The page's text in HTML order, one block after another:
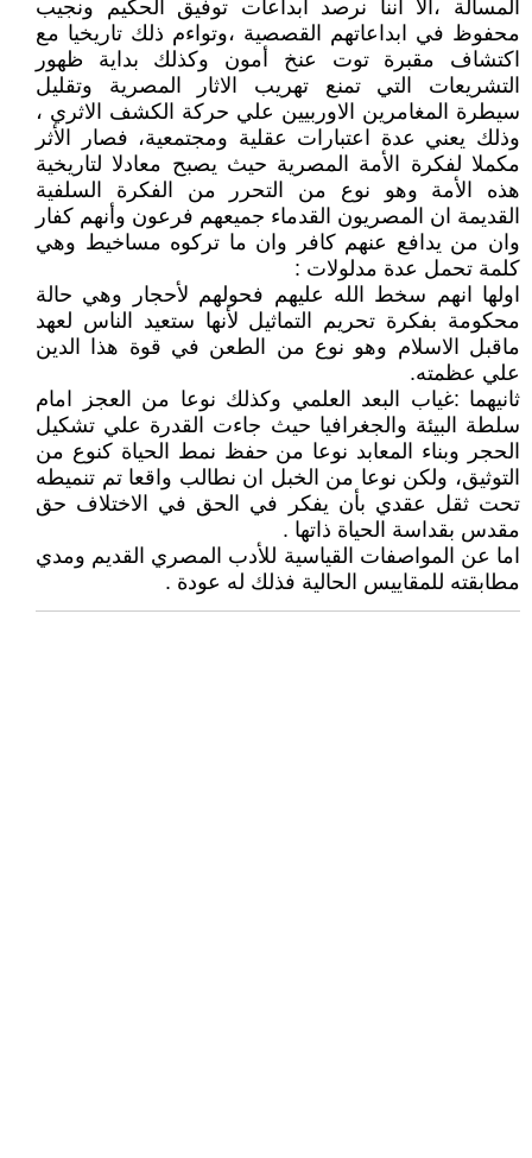
المسألة ،الا اننا نرصد ابداعات توفيق الحكيم ونجيب
محفوظ في ابداعاتهم القصصية ،وتواءم ذلك تاريخيا مع
اكتشاف مقبرة توت عنخ أمون وكذلك بداية ظهور
التشريعات التي تمنع تهريب الاثار المصرية وتقليل
سيطرة المغامرين الاوربيين علي حركة الكشف الاثري ،
وذلك يعني عدة اعتبارات عقلية ومجتمعية، فصار الأثر
مكملا لفكرة الأمة المصرية حيث يصبح معادلا لتاريخية
هذه الأمة وهو نوع من التحرر من الفكرة السلفية
القديمة ان المصريون القدماء جميعهم فرعون وأنهم كفار
وان من يدافع عنهم كافر وان ما تركوه مساخيط وهي
كلمة تحمل عدة مدلولات :
اولها انهم سخط الله عليهم فحولهم لأحجار وهي حالة
محكومة بفكرة تحريم التماثيل لأنها ستعيد الناس لعهد
ماقبل الاسلام وهو نوع من الطعن في قوة هذا الدين
علي عظمته.
ثانيهما :غياب البعد العلمي وكذلك نوعا من العجز امام
سلطة البيئة والجغرافيا حيث جاءت القدرة علي تشكيل
الحجر وبناء المعابد نوعا من حفظ نمط الحياة كنوع من
التوثيق، ولكن نوعا من الخبل ان نطالب واقعا تم تنميطه
تحت ثقل عقدي بأن يفكر في الحق في الاختلاف حق
مقدس بقداسة الحياة ذاتها .
اما عن المواصفات القياسية للأدب المصري القديم ومدي
مطابقته للمقاييس الحالية فذلك له عودة .